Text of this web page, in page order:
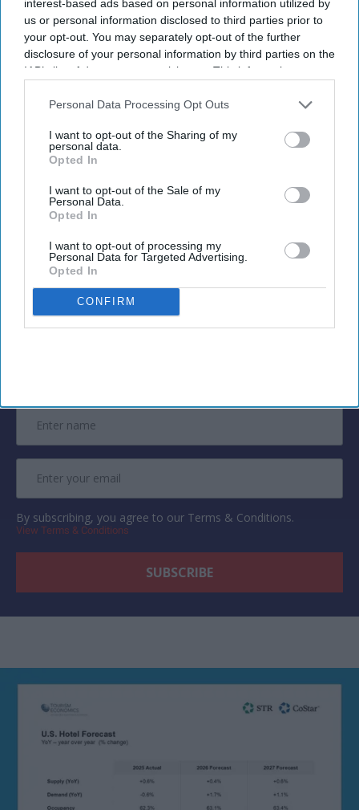
interest-based ads based on personal information utilized by
us or personal information disclosed to third parties prior to
your opt-out. You may separately opt-out of the further
disclosure of your personal information by third parties on the
IAB’s list of downstream participants. This information may
Downstream Participantsthat may further disclose it to other
Personal Data Processing Opt Outs
I want to opt-out of the Sharing of my
personal data.
Opted In
I want to opt-out of the Sale of my
Personal Data.
Opted In
I want to opt-out of processing my
Personal Data for Targeted Advertising.
Opted In
CONFIRM
MARRIOTT INTERNATIONAL WILL expand “ice!,”
its Christmas attraction featuring hand-carved ice
sculptures, to eight resorts in the U.S. for this
locations and introduce three new themes.
The attraction will debut at Gaylord Pacific Resort
in Chula Vista, California and JW Marriott Phoenix
Desert Ridge Resort in Phoenix,
Marriott said in a
statement. The new themes are Home Alone,
Harry Potter and Disney Tim Burton’s The
Nightmare Before Christmas.
Newsletter
By subscribing, you agree to our Terms & Conditions.
View Terms & Conditions